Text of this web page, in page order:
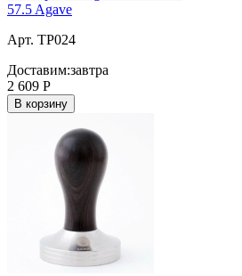
57.5 Agave
Арт. TP024
Доставим:завтра
2 609 Р
В корзину